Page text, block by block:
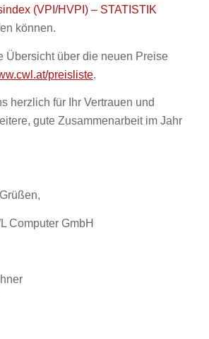
(VPI/HVPI) – STATISTIK
können.
Übersicht über die neuen Preise
preisliste.
herzlich für Ihr Vertrauen und
gute Zusammenarbeit im Jahr
Computer GmbH